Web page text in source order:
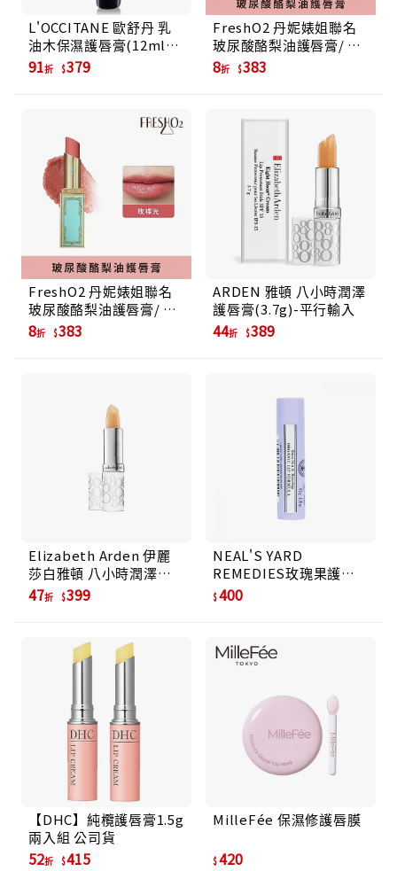
L'OCCITANE 歐舒丹 乳
油木保濕護唇膏(12ml)-
新版
91折 379
FreshO2 丹妮婊姐聯名
玻尿酸酪梨油護唇膏/ 晶
透光
8折 383
FreshO2 丹妮婊姐聯名
玻尿酸酪梨油護唇膏/ 玫
裸光
8折 383
ARDEN 雅頓 八小時潤澤
護唇膏(3.7g)-平行輸入
44折 389
Elizabeth Arden 伊麗
莎白雅頓 八小時潤澤護
唇膏 3.7g_平行輸入
47折 399
NEAL'S YARD
REMEDIES玫瑰果護唇
膏/ 4.5g
400
【DHC】純欖護唇膏1.5g
兩入組 公司貨
52折 415
MilleFée 保濕修護唇膜
420